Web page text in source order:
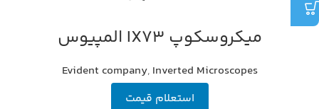
میکروسکوپ IX73 المپیوس
Evident company, Inverted Microscopes
استعلام قیمت